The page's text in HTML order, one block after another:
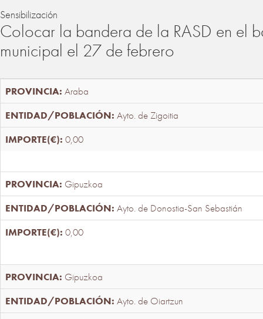
Sensibilización
Colocar la bandera de la RASD en el
municipal el 27 de febrero
Araba
Ayto. de Zigoitia
0,00
Gipuzkoa
Ayto. de Donostia-San Sebastián
0,00
Gipuzkoa
Ayto. de Oiartzun